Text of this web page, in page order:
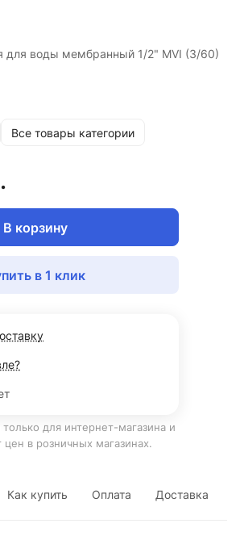
для воды мембранный 1/2" MVI (3/60)
Все товары категории
В корзину
в 1 клик
для интернет-магазина и
цен в розничных магазинах.
Как купить Оплата Доставка